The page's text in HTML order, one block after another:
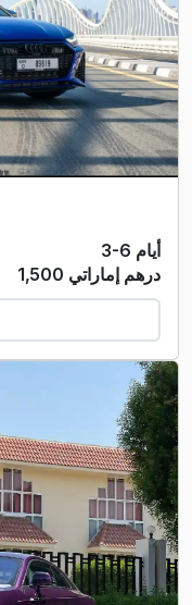
3-6 أيام
1,500 درهم إماراتي